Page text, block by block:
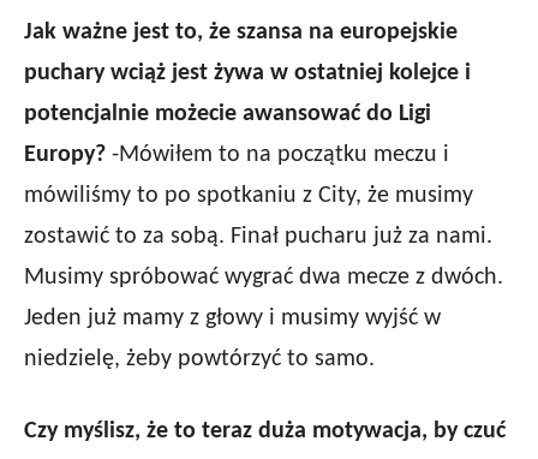
Jak ważne jest to, że szansa na europejskie
puchary wciąż jest żywa w ostatniej kolejce i
potencjalnie możecie awansować do Ligi
Europy? -Mówiłem to na początku meczu i
mówiliśmy to po spotkaniu z City, że musimy
zostawić to za sobą. Finał pucharu już za nami.
Musimy spróbować wygrać dwa mecze z dwóch.
Jeden już mamy z głowy i musimy wyjść w
niedzielę, żeby powtórzyć to samo.
Czy myślisz, że to teraz duża motywacja, by czuć